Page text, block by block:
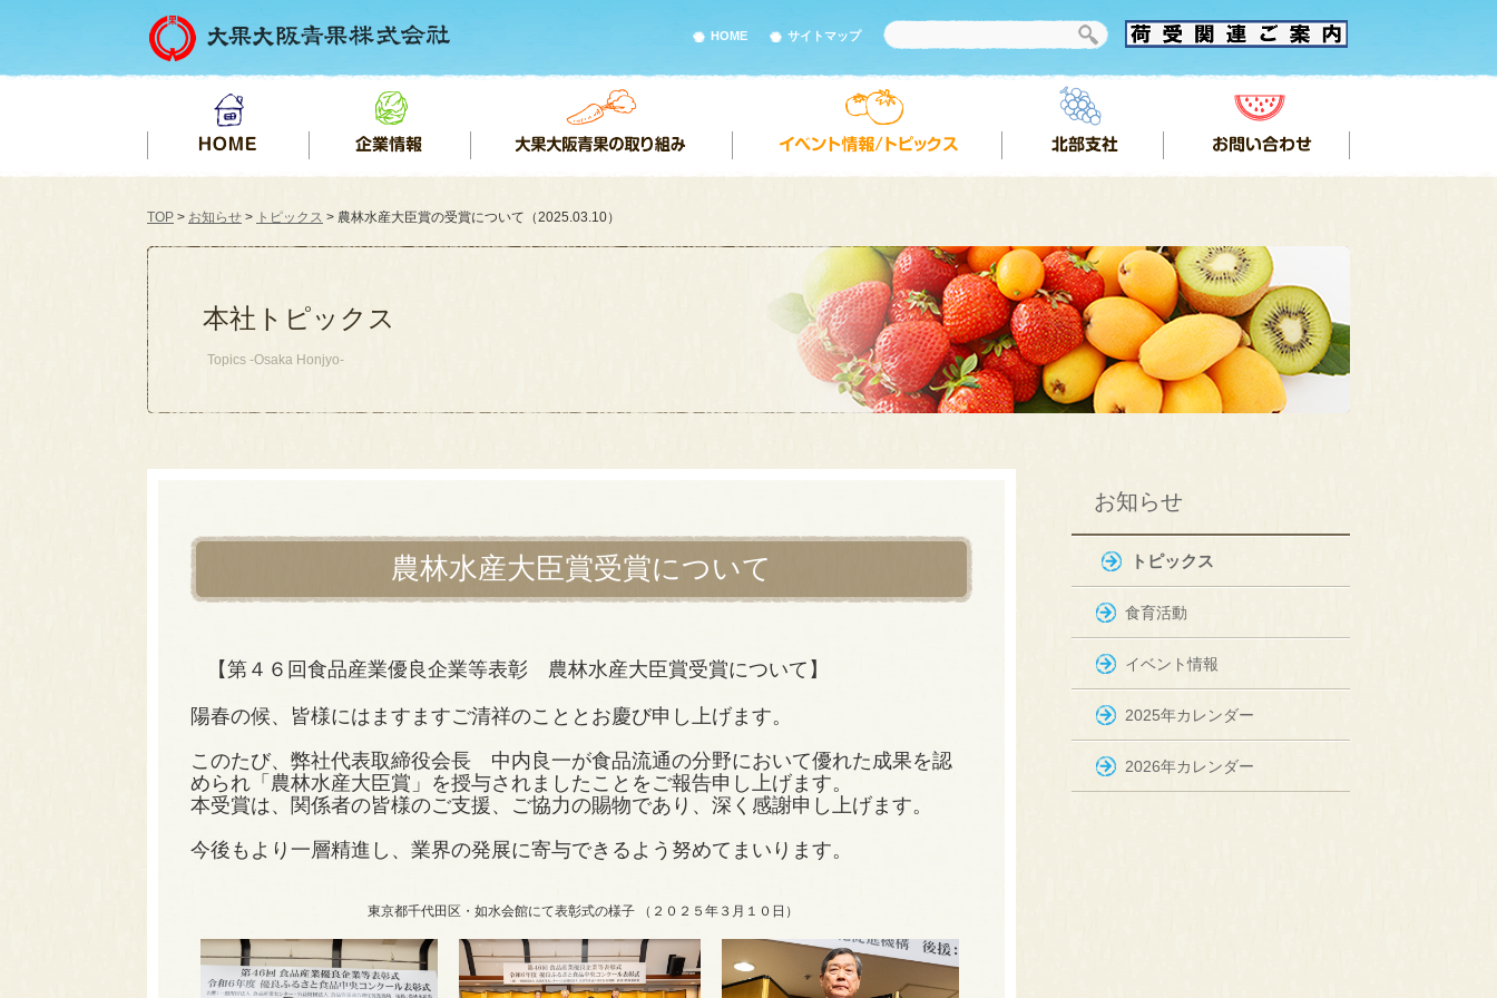
HOME サイトマップ
TOP > お知らせ > トピックス > 農林水産大臣賞の受賞について（2025.03.10）
本社トピックス
Topics -Osaka Honjyo-
農林水産大臣賞受賞について
【第４６回食品産業優良企業等表彰 農林水産大臣賞受賞について】
陽春の候、皆様にはますますご清祥のこととお慶び申し上げます。
このたび、弊社代表取締役会長 中内良一が食品流通の分野において優れた成果を認
められ「農林水産大臣賞」を授与されましたことをご報告申し上げます。
本受賞は、関係者の皆様のご支援、ご協力の賜物であり、深く感謝申し上げます。
今後もより一層精進し、業界の発展に寄与できるよう努めてまいります。
東京都千代田区・如水会館にて表彰式の様子 （２０２５年３月１０日）
お知らせ
トピックス
食育活動
イベント情報
2025年カレンダー
2026年カレンダー